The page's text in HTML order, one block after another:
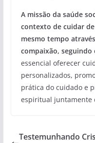
A missão da saúde
contexto de cuidar
mesmo tempo
compaixão, seguindo
essencial oferecer
personalizados,
prática do cuidado e
espiritual juntamente
Testemunhando